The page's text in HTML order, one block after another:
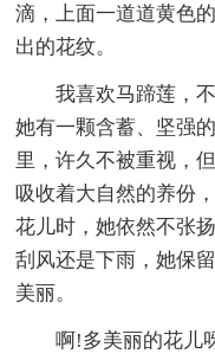
滴，上面一道道黄色
出的花纹。
我喜欢马蹄莲，
她有一颗含蓄、坚强
里，许久不被重视，
吸收着大自然的养份
花儿时，她依然不张
刮风还是下雨，她保
美丽。
啊!多美丽的花儿